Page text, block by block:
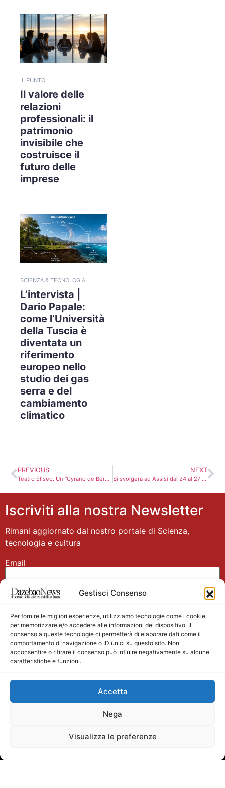
Gestisci Consenso
Per fornire le migliori esperienze, utilizziamo tecnologie come i cookie
per memorizzare e/o accedere alle informazioni del dispositivo. Il
consenso a queste tecnologie ci permetterà di elaborare dati come il
comportamento di navigazione o ID unici su questo sito. Non
acconsentire o ritirare il consenso può influire negativamente su alcune
caratteristiche e funzioni.
Accetta
Nega
Visualizza le preferenze
IL PUNTO
Il valore delle
relazioni
professionali: il
patrimonio
invisibile che
costruisce il
futuro delle
imprese
SCIENZA & TECNOLOGIA
L’intervista |
Dario Papale:
come l’Università
della Tuscia è
diventata un
riferimento
europeo nello
studio dei gas
serra e del
cambiamento
climatico
PREVIOUS
Teatro Eliseo. Un “Cyrano de Bergerac” da non mancare. Recensione
NEXT
Si svolgerà ad Assisi dal 24 al 27 novembre 2018 la IV edizione della Borsa del Turismo Internazionale
Iscriviti alla nostra Newsletter
Rimani aggiornato dal nostro portale di Scienza,
tecnologia e cultura
Email
Nome
Main partner
Testata giornalistica registrata presso il Tribunale di